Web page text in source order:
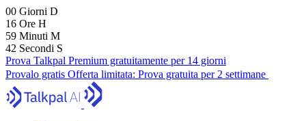
00 Giorni D
16 Ore H
59 Minuti M
41 Secondi S
Prova Talkpal Premium gratuitamente per 14 giorni
Provalo gratis Offerta limitata: Prova gratuita per 2 settimane